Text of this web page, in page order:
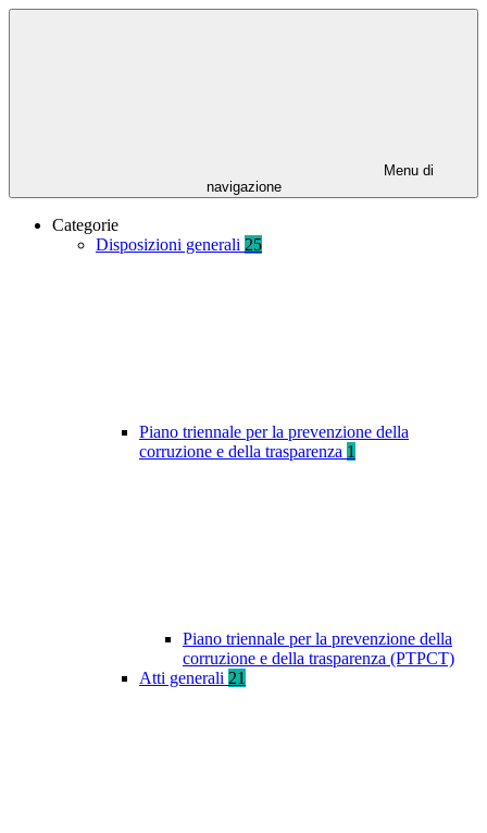
Menu di
navigazione
Categorie
Disposizioni generali 25
Piano triennale per la prevenzione della
corruzione e della trasparenza 1
Piano triennale per la prevenzione della
corruzione e della trasparenza (PTPCT)
Atti generali 21